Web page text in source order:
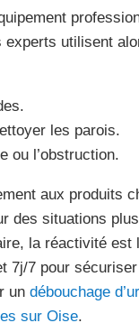
experts utilisent
les parois.
ou l’obstruction.
aux produits
des situations plus
la réactivité est
7j/7 pour
un débouchage
sur Oise.